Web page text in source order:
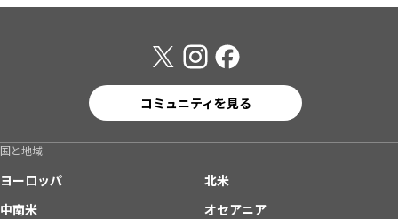
コミュニティを見る
国と地域
ヨーロッパ
北米
中南米
オセアニア